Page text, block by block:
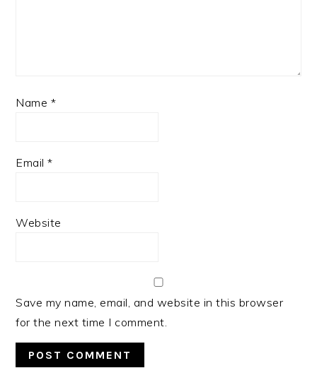
Name *
Email*
Website
Save my name, email, and website in this browser
for the next time I comment.